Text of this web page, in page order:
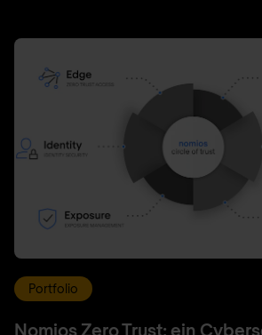
Portfolio
Nomios Zero Trust: ein